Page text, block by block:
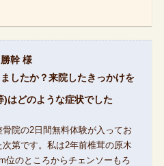
幹 様
したか？来院したきっかけを
はどのような症状でした
院の2日間無料体験が入ってお
第です。私は2年前椎茸の原木
位のところからチェンソーもろ